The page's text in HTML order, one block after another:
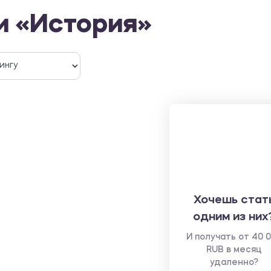
«История»
Хочешь
одним из
И получать от 40
RUB в месяц
удаленно?